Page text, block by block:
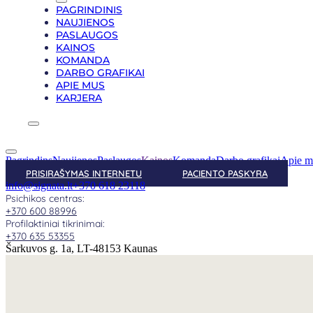
PAGRINDINIS
NAUJIENOS
PASLAUGOS
KAINOS
KOMANDA
DARBO GRAFIKAI
APIE MUS
KARJERA
PagrindinsNaujienosPaslaugosKainosKomandaDarbo grafikaiApie
PRISIRAŠYMAS INTERNETU PACIENTO PASKYRA
info@signata.lt+370 618 23118
Psichikos centras:
+370 600 88996
Profilaktiniai tikrinimai:
+370 635 53355
Šarkuvos g. 1a, LT-48153 Kaunas